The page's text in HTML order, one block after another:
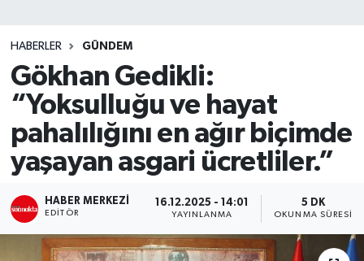
HABERLER GÜNDEM
Gökhan Gedikli:
“Yoksulluğu ve hayat
pahalılığını en ağır biçimde
yaşayan asgari ücretliler.”
HABER MERKEZI
EDITÖR
16.12.2025 - 14:01
YAYINLANMA
5 DK
OKUNMA SÜRESI
Teknoloji
TRABZON
TRABZONSPOR
Yaşam